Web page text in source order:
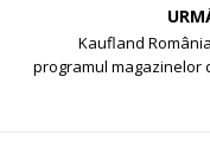
Kaufland
programul magazinelor